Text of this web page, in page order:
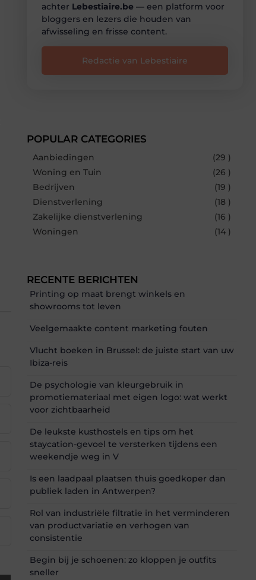
achter Lebestiaire.be — een platform voor
bloggers en lezers die houden van
afwisseling en frisse content.
Redactie van Lebestiaire
POPULAR CATEGORIES
Aanbiedingen
(29 )
Woning en Tuin
(26 )
Bedrijven
(19 )
Dienstverlening
(18 )
Zakelijke dienstverlening
(16 )
Woningen
(14 )
RECENTE BERICHTEN
Printing op maat brengt winkels en
showrooms tot leven
Veelgemaakte content marketing fouten
Vlucht boeken in Brussel: de juiste start van uw
Ibiza-reis
De psychologie van kleurgebruik in
promotiemateriaal met eigen logo: wat werkt
voor zichtbaarheid
De leukste kusthostels en tips om het
staycation-gevoel te versterken tijdens een
weekendje weg in V
Is een laadpaal plaatsen thuis goedkoper dan
publiek laden in Antwerpen?
Rol van industriële filtratie in het verminderen
van productvariatie en verhogen van
consistentie
Begin bij je schoenen: zo kloppen je outfits
sneller